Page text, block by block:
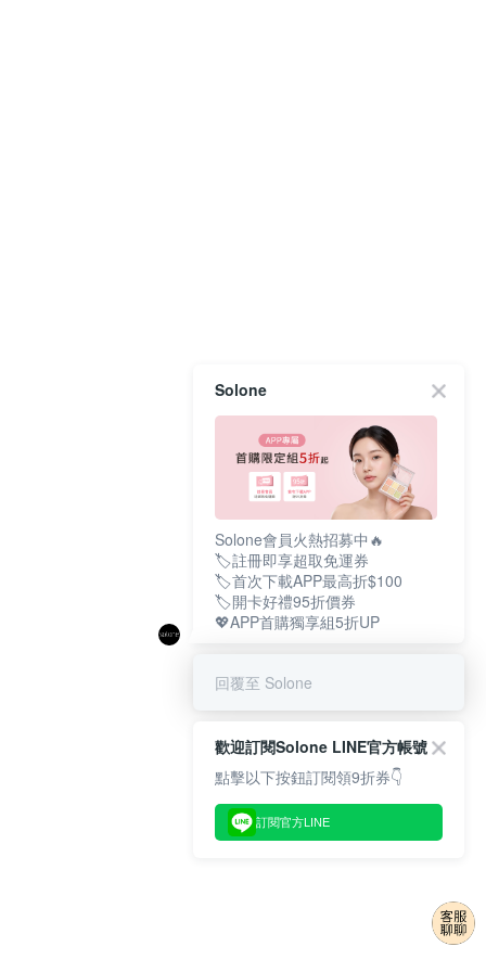
Solone
Solone會員火熱招募中🔥
🏷️註冊即享超取免運券
🏷️首次下載APP最高折$100
🏷️開卡好禮95折價券
💖APP首購獨享組5折UP
回覆至 Solone
歡迎訂閱Solone LINE官方帳號
點擊以下按鈕訂閱領9折券👇
訂閱官方LINE